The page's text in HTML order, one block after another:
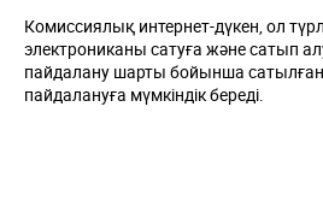
Комиссиялық интернет-дүкен, ол
электрониканы сатуға және сатып
пайдалану шарты бойынша
пайдалануға мүмкіндік береді.